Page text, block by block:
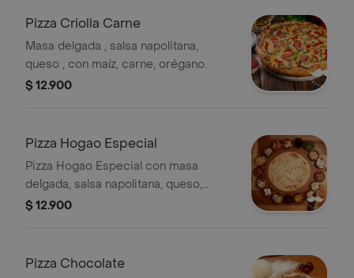
Pizza Criolla Carne
Masa delgada , salsa napolitana,
queso , con maíz, carne, orégano.
$ 12.900
Pizza Hogao Especial
Pizza Hogao Especial con masa
delgada, salsa napolitana, queso,
hogao, maíz y chorizo.
$ 12.900
Pizza Chocolate